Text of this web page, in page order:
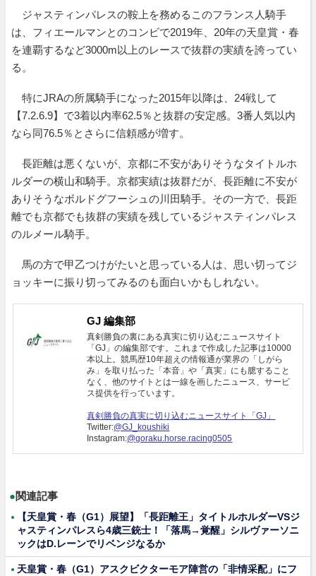
ジャスティンパレスの鞍上を務めるこのフランス人騎手
は、フィエールマンとのコンビで2019年、20年の天皇賞・春
を連覇するなど3000m以上のレースで抜群の実績を誇ってい
る。
特にJRAの所属騎手になった2015年以降は、24戦して
【7.2.6.9】で3着以内率62.5％と抜群の安定感。3番人気以内
なら同76.5％とさらに信頼感が増す。
長距離は悪くないが、京都に不安がありそうなタイトルホ
ルダーの横山和騎手。京都実績は抜群だが、長距離に不安が
ありそうなボルドグフーシュの川田騎手。その一方で、長距
離でも京都でも抜群の実績を残しているジャスティンパレス
のルメール騎手。
馬の方で甲乙つけがたいと思っている人は、思い切ってジ
ョッキーに振り切ってみるのも面白いかもしれない。
GJ 編集部
真剣勝負の裏にある真実に切り込むニュースサイト
「GJ」の編集部です。これまで作成した記事は10000
本以上。競馬歴10年超えの情報通が業界の「しがら
み」を取り払った「本音」や「真実」にも臆すること
なく、他のサイトとは一線を画したニュース、サービ
ス提供を行っています。
真剣勝負の真実に切り込むニュースサイト「GJ」
Twitter:@GJ_koushiki
Instagram:@goraku.horse.racing0505
●関連記事
【天皇賞・春（G1）展望】「長距離王」タイトルホルダーVSジ
ャスティンパレスら4歳三銃士！「落馬→覚醒」シルヴァーソニ
ックはD.レーンでリベンジなるか
天皇賞・春（G1）アスクビクターモア陣営の「非情采配」にフ